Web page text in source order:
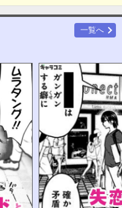
一覧へ